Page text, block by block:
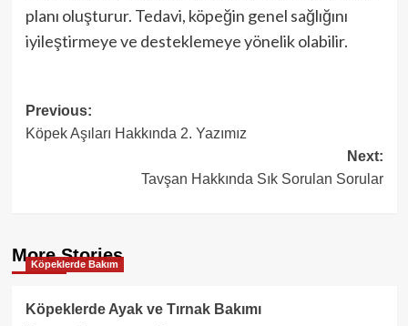
planı oluşturur. Tedavi, köpeğin genel sağlığını
iyileştirmeye ve desteklemeye yönelik olabilir.
Post
navigation
Previous:
Köpek Aşıları Hakkında 2. Yazımız
Next:
Tavşan Hakkında Sık Sorulan Sorular
More Stories
Köpeklerde Bakım
Köpeklerde Ayak ve Tırnak Bakımı